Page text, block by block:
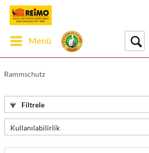
Menü
Rammschutz
Filtrele